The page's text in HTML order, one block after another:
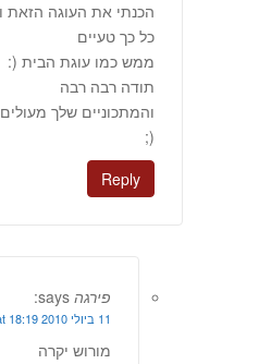
הכנתי את העוגה הזאת
כל כך טעיים
ממש כמו עוגת הבית (:
תודה רבה רבה
והמתכוניים שלך
(;
Reply
פירגה says:
11 ביולי 2010 at 18:19
מורוש יקרה